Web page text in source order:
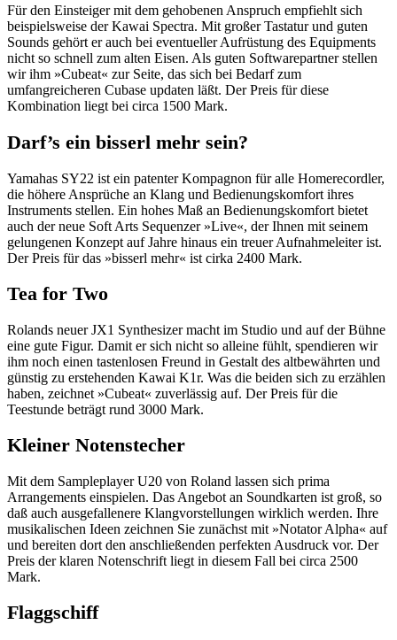
Für den Einsteiger mit dem gehobenen Anspruch empfiehlt sich
beispielsweise der Kawai Spectra. Mit großer Tastatur und guten
Sounds gehört er auch bei eventueller Aufrüstung des Equipments
nicht so schnell zum alten Eisen. Als guten Softwarepartner stellen
wir ihm »Cubeat« zur Seite, das sich bei Bedarf zum
umfangreicheren Cubase updaten läßt. Der Preis für diese
Kombination liegt bei circa 1500 Mark.
Darf’s ein bisserl mehr sein?
Yamahas SY22 ist ein patenter Kompagnon für alle Homerecordler,
die höhere Ansprüche an Klang und Bedienungskomfort ihres
Instruments stellen. Ein hohes Maß an Bedienungskomfort bietet
auch der neue Soft Arts Sequenzer »Live«, der Ihnen mit seinem
gelungenen Konzept auf Jahre hinaus ein treuer Aufnahmeleiter ist.
Der Preis für das »bisserl mehr« ist cirka 2400 Mark.
Tea for Two
Rolands neuer JX1 Synthesizer macht im Studio und auf der Bühne
eine gute Figur. Damit er sich nicht so alleine fühlt, spendieren wir
ihm noch einen tastenlosen Freund in Gestalt des altbewährten und
günstig zu erstehenden Kawai K1r. Was die beiden sich zu erzählen
haben, zeichnet »Cubeat« zuverlässig auf. Der Preis für die
Teestunde beträgt rund 3000 Mark.
Kleiner Notenstecher
Mit dem Sampleplayer U20 von Roland lassen sich prima
Arrangements einspielen. Das Angebot an Soundkarten ist groß, so
daß auch ausgefallenere Klangvorstellungen wirklich werden. Ihre
musikalischen Ideen zeichnen Sie zunächst mit »Notator Alpha« auf
und bereiten dort den anschließenden perfekten Ausdruck vor. Der
Preis der klaren Notenschrift liegt in diesem Fall bei circa 2500
Mark.
Flaggschiff